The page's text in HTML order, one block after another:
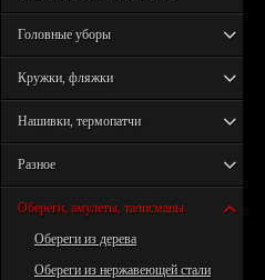
Головные уборы
Кружки, фляжки
Нашивки, термопатчи
Разное
Обереги, амулеты, талисманы
Обереги из дерева
Обереги из нержавеющей стали